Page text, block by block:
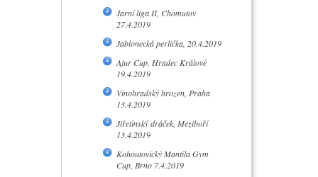
Jarní liga II, Chomutov
27.4.2019
Jablonecká perlička, 20.4.2019
Ajur Cup, Hradec Králové
19.4.2019
Vinohradský hrozen, Praha
13.4.2019
Jiřetínský dráček, Meziboří
13.4.2019
Kohoutovický Mantila Gym
Cup, Brno 7.4.2019